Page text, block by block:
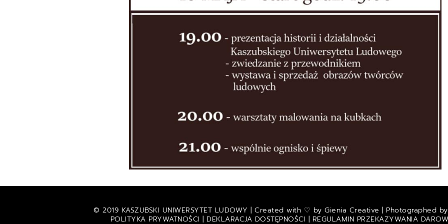
© 2019 KASZUBSKI UNIWERSYTET LUDOWY | Created with ♡ byGienia Creative | Photographed by
POLITYKA PRYWATNOŚCI | DEKLARACJA DOSTĘPNOŚCI | REGULAMIN PRZEKAZYWANIA